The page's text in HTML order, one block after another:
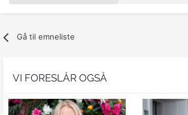
Gå til emneliste
VI FORESLÅR OGSÅ